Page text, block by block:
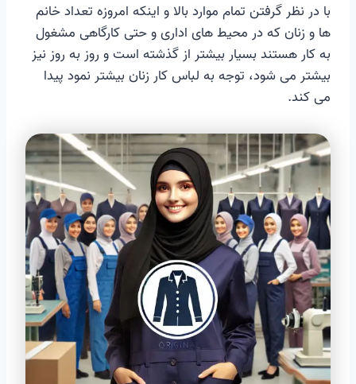
با در نظر گرفتن تمام موارد بالا و اینکه امروزه تعداد خانم
ها و زنان که در محیط های اداری و حتی کارگاهی مشغول
به کار هستند بسیار بیشتر از گذشته است و روز به روز نیز
بیشتر می شود، توجه به لباس کار زنان بیشتر نمود پیدا
می کند.